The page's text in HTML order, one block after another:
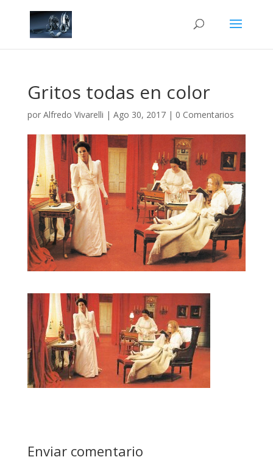
Gritos todas en color
por Alfredo Vivarelli | Ago 30, 2017| 0 Comentarios
Enviar comentario